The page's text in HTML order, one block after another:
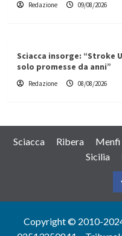
Redazione 09/08/2026
Sciacca insorge: “Stroke
solo promesse da anni”
Redazione 08/08/2026
Sciacca Ribera Menfi
Sicilia
Copyright © 2010-2024